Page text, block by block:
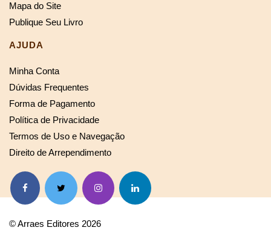
Mapa do Site
Publique Seu Livro
AJUDA
Minha Conta
Dúvidas Frequentes
Forma de Pagamento
Política de Privacidade
Termos de Uso e Navegação
Direito de Arrependimento
© Arraes Editores 2026